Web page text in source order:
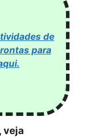
de
para
veja